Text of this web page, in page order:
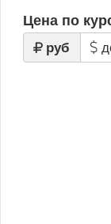
Цена по
руб